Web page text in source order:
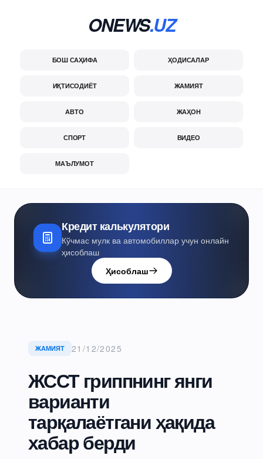
ONEWS.UZ
БОШ САҲИФА ҲОДИСАЛАР
ИҚТИСОДИЁТ ЖАМИЯТ
АВТО ЖАҲОН
СПОРТ ВИДЕО
МАЪЛУМОТ
Кредит калькулятори
Кўчмас мулк ва автомобиллар учун онлайн
ҳисоблаш
Ҳисоблаш
ЖАМИЯТ 21/12/2025
ЖССТ гриппнинг янги
варианти
тарқалаётгани ҳақида
хабар берди